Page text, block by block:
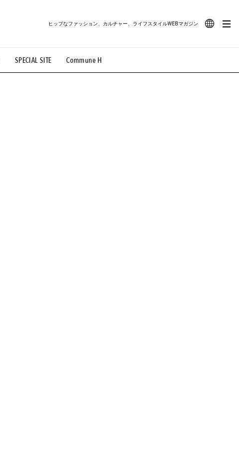
SPECIAL SITE Commune H
ヒップなファッション、カルチャー、ライフスタイルWEBマガジン
#路地裏てぃーん。 #MONTHLY JOURNAL
#MOVIE #LIFESTYLE #SNEAKER #OUTDOOR